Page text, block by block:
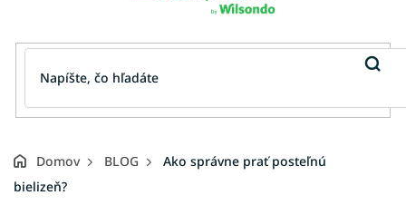
Domov BLOG
Ako správne prať posteľnú
bielizeň?